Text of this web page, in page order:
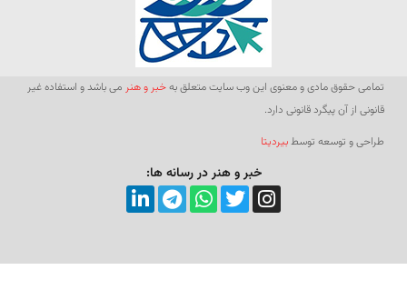
تمامی حقوق مادی و معنوی این وب سایت متعلق بهخبر و هنر می باشد و استفاده غیر
قانونی از آن پیگرد قانونی دارد.
طراحی و توسعه توسطبیردیتا
خبر و هنر در رسانه ها: